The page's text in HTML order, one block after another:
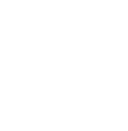
und
wie zu Hause